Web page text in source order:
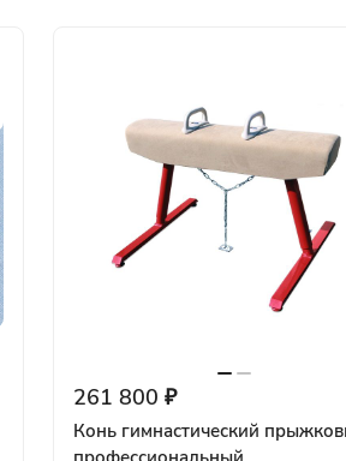
261 800 ₽
Конь гимнастический